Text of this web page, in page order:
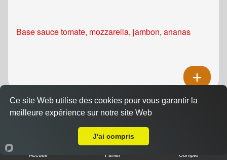
Base sauce tomate, mozzarella, jambon, ananas
Pizza Kebab
12.00 €
Accueil Panier Compte
Ce site Web utilise des cookies pour vous garantir la
meilleure expérience sur notre site Web
J'ai compris